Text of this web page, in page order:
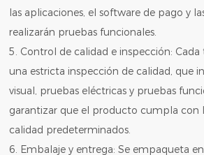
las aplicaciones, el software de pago y
realizarán pruebas funcionales.
5. Control de calidad e inspección:
una estricta inspección de calidad, que
visual, pruebas eléctricas y pruebas
garantizar que el producto cumpla con
calidad predeterminados.
6. Embalaje y entrega: Se empaqueta